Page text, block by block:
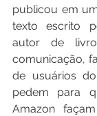
publicou em
texto escrito
autor de
comunicação,
de usuários
pedem para
Amazon